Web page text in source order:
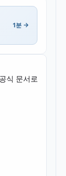
1분 →
식 문서로